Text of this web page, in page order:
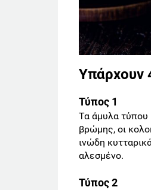
Υπάρχουν
Τύπος 1
Τα άμυλα τύπου
βρώμης, οι
ινώδη
αλεσμένο.
Τύπος 2